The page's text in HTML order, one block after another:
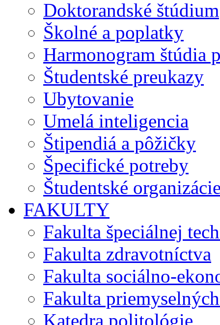
Doktorandské štúdium
Školné a poplatky
Harmonogram štúdia
Študentské preukazy
Ubytovanie
Umelá inteligencia
Štipendiá a pôžičky
Špecifické potreby
Študentské
FAKULTY
Fakulta špeciálnej
Fakulta zdravotníctva
Fakulta sociálno-
Fakulta
Katedra politológie